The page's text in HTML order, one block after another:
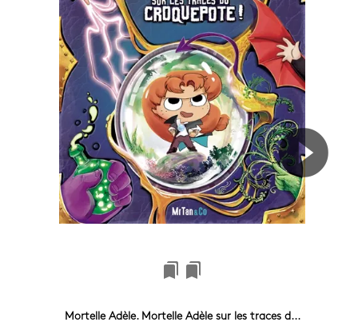
bookmarks bookmarks
Mortelle Adèle. Mortelle Adèle sur les traces d...